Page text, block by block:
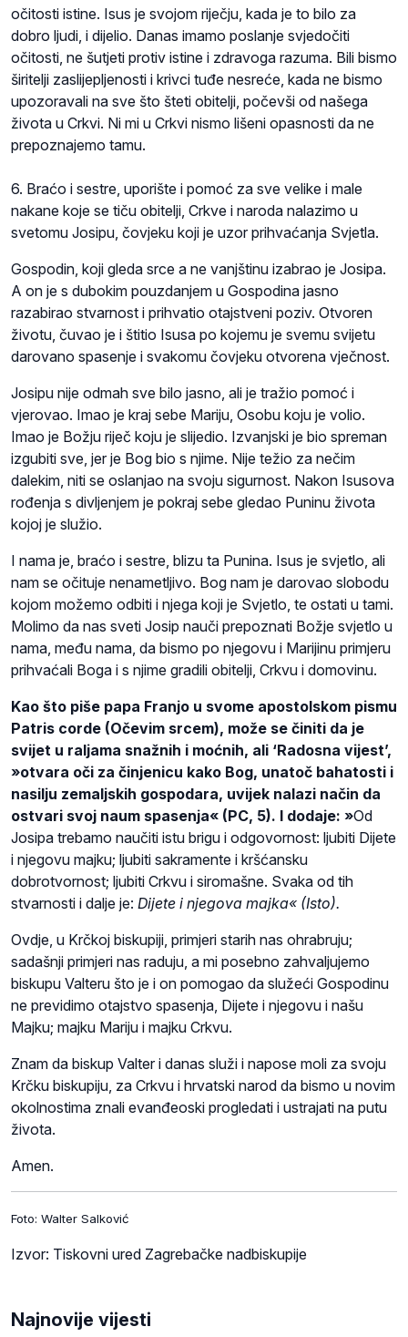
očitosti istine. Isus je svojom riječju, kada je to bilo za
dobro ljudi, i dijelio. Danas imamo poslanje svjedočiti
očitosti, ne šutjeti protiv istine i zdravoga razuma. Bili bismo
širitelji zaslijepljenosti i krivci tuđe nesreće, kada ne bismo
upozoravali na sve što šteti obitelji, počevši od našega
života u Crkvi. Ni mi u Crkvi nismo lišeni opasnosti da ne
prepoznajemo tamu.
6. Braćo i sestre, uporište i pomoć za sve velike i male
nakane koje se tiču obitelji, Crkve i naroda nalazimo u
svetomu Josipu, čovjeku koji je uzor prihvaćanja Svjetla.
Gospodin, koji gleda srce a ne vanjštinu izabrao je Josipa.
A on je s dubokim pouzdanjem u Gospodina jasno
razabirao stvarnost i prihvatio otajstveni poziv. Otvoren
životu, čuvao je i štitio Isusa po kojemu je svemu svijetu
darovano spasenje i svakomu čovjeku otvorena vječnost.
Josipu nije odmah sve bilo jasno, ali je tražio pomoć i
vjerovao. Imao je kraj sebe Mariju, Osobu koju je volio.
Imao je Božju riječ koju je slijedio. Izvanjski je bio spreman
izgubiti sve, jer je Bog bio s njime. Nije težio za nečim
dalekim, niti se oslanjao na svoju sigurnost. Nakon Isusova
rođenja s divljenjem je pokraj sebe gledao Puninu života
kojoj je služio.
I nama je, braćo i sestre, blizu ta Punina. Isus je svjetlo, ali
nam se očituje nenametljivo. Bog nam je darovao slobodu
kojom možemo odbiti i njega koji je Svjetlo, te ostati u tami.
Molimo da nas sveti Josip nauči prepoznati Božje svjetlo u
nama, među nama, da bismo po njegovu i Marijinu primjeru
prihvaćali Boga i s njime gradili obitelji, Crkvu i domovinu.
Kao što piše papa Franjo u svome apostolskom pismu
Patris corde (Očevim srcem), može se činiti da je
svijet u raljama snažnih i moćnih, ali ‘Radosna vijest’,
»otvara oči za činjenicu kako Bog, unatoč bahatosti i
nasilju zemaljskih gospodara, uvijek nalazi način da
ostvari svoj naum spasenja« (PC, 5). I dodaje: »Od
Josipa trebamo naučiti istu brigu i odgovornost: ljubiti Dijete
i njegovu majku; ljubiti sakramente i kršćansku
dobrotvornost; ljubiti Crkvu i siromašne. Svaka od tih
stvarnosti i dalje je: Dijete i njegova majka« (Isto).
Ovdje, u Krčkoj biskupiji, primjeri starih nas ohrabruju;
sadašnji primjeri nas raduju, a mi posebno zahvaljujemo
biskupu Valteru što je i on pomogao da služeći Gospodinu
ne previdimo otajstvo spasenja, Dijete i njegovu i našu
Majku; majku Mariju i majku Crkvu.
Znam da biskup Valter i danas služi i napose moli za svoju
Krčku biskupiju, za Crkvu i hrvatski narod da bismo u novim
okolnostima znali evanđeoski progledati i ustrajati na putu
života.
Amen.
Foto: Walter Salković
Izvor: Tiskovni ured Zagrebačke nadbiskupije
Najnovije vijesti